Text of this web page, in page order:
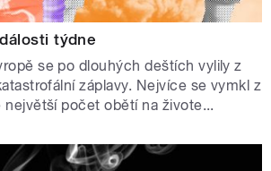
týdne
se po dlouhých deštích vylily z
záplavy. Nejvíce se vymkl z
největší počet obětí na živote...